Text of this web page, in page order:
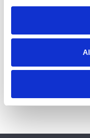
Durf te vragen; wij
komen met een
Klanttevredenheid is